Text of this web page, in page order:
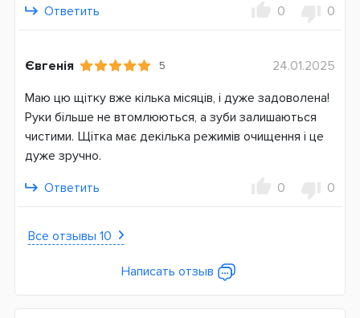
Ответить 0 0
Євгенія 5
24.01.2025
Маю цю щітку вже кілька місяців, і дуже задоволена!
Руки більше не втомлюються, а зуби залишаються
чистими. Щітка має декілька режимів очищення і це
дуже зручно.
Ответить
0 0
Все отзывы 10
Написать отзыв